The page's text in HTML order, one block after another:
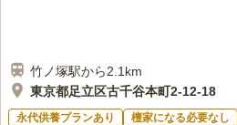
竹ノ塚駅から2.1km
東京都足立区古千谷本町2-12-18
永代供養プランあり 檀家になる必要なし